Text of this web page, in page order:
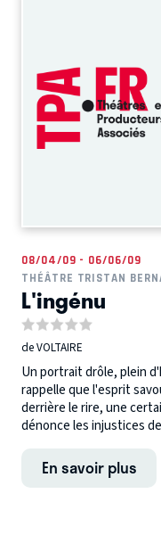
08/04/09 - 06/06/09
THÉÂTRE TRISTAN
L'ingénu
de VOLTAIRE
Un portrait drôle, plein
rappelle que l'esprit
derrière le rire, une
dénonce les injustices
En savoir plus